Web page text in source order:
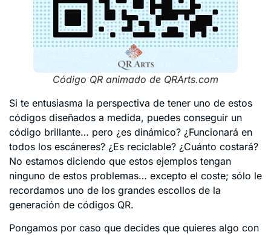
Código QR animado de QRArts.com
Si te entusiasma la perspectiva de tener uno de estos
códigos diseñados a medida, puedes conseguir un
código brillante… pero ¿es dinámico? ¿Funcionará en
todos los escáneres? ¿Es reciclable? ¿Cuánto costará?
No estamos diciendo que estos ejemplos tengan
ninguno de estos problemas… excepto el coste; sólo le
recordamos uno de los grandes escollos de la
generación de códigos QR.
Pongamos por caso que decides que quieres algo con